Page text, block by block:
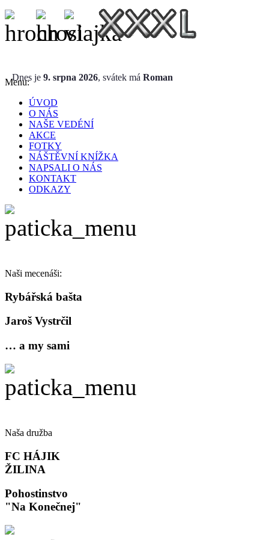
Dnes je 9. srpna 2026, svátek má Roman
Menu:
ÚVOD
O NÁS
NAŠE VEDÉNÍ
AKCE
FOTKY
NÁŠTĚVNÍ KNÍŽKA
NAPSALI O NÁS
KONTAKT
ODKAZY
Naši mecenáši:
Rybářská bašta
Jaroš Vystrčil
… a my sami
Naša družba
FC HÁJIK
ŽILINA
Pohostinstvo
"Na Konečnej"